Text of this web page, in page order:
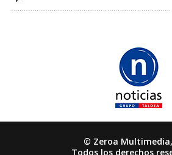
© Zeroa Multimedia,
Todos los derechos